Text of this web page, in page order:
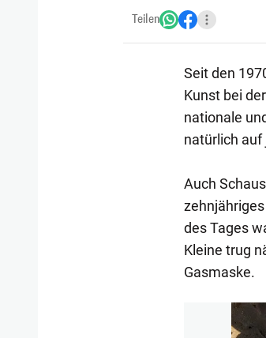
Teilen
Seit den
Kunst bei
nationale
natürlich auf
Auch
des Tages
Kleine trug
Gasmaske.
1/260